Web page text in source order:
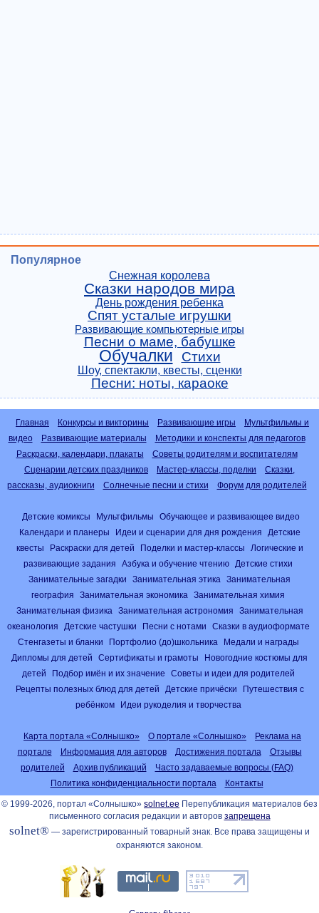
Популярное
Снежная королева
Сказки народов мира
День рождения ребенка
Спят усталые игрушки
Развивающие компьютерные игры
Песни о маме, бабушке
Обучалки Стихи
Шоу, спектакли, квесты, сценки
Песни: ноты, караоке
Главная Конкурсы и викторины Развивающие игры
Мультфильмы и
видео
Развивающие материалы
Методики и конспекты для педагогов
Раскраски, календари, плакаты
Советы родителям и воспитателям
Сценарии детских праздников
Мастер-классы, поделки
Сказки,
рассказы, аудиокниги
Солнечные песни и стихи Форум для родителей
Детские комиксы Мультфильмы
Обучающее и развивающее видео
Календари и планеры
Идеи и сценарии для дня рождения
Детские
квесты
Раскраски для детей Поделки и мастер-классы
Логические и
развивающие задания
Азбука и обучение чтению
Детские стихи
Занимательные загадки
Занимательная этика
Занимательная
география
Занимательная экономика
Занимательная химия
Занимательная физика
Занимательная астрономия
Занимательная
океанология
Детские частушки Песни с нотами
Сказки в аудиоформате
Стенгазеты и бланки
Портфолио (до)школьника
Медали и награды
Дипломы для детей
Сертификаты и грамоты
Новогодние костюмы для
детей
Подбор имён и их значение
Советы и идеи для родителей
Рецепты полезных блюд для детей
Детские причёски
Путешествия с
ребёнком
Идеи рукоделия и творчества
Карта портала «Солнышко» О портале «Солнышко»
Реклама на
портале
Информация для авторов Достижения портала
Отзывы
родителей
Архив публикаций
Часто задаваемые вопросы (FAQ)
Политика конфиденциальности портала
Контакты
© 1999-2026, портал «Солнышко» solnet.ee Перепубликация материалов без
письменного согласия редакции и авторов запрещена
solnet® — зарегистрированный товарный знак. Все права защищены и
охраняются законом.